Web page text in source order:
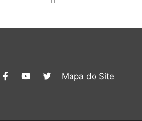
Mapa do Site